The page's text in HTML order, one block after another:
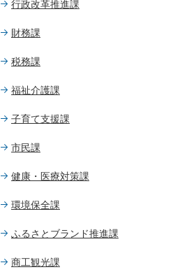
行政改革推進課
財務課
税務課
福祉介護課
子育て支援課
市民課
健康・医療対策課
環境保全課
ふるさとブランド推進課
商工観光課